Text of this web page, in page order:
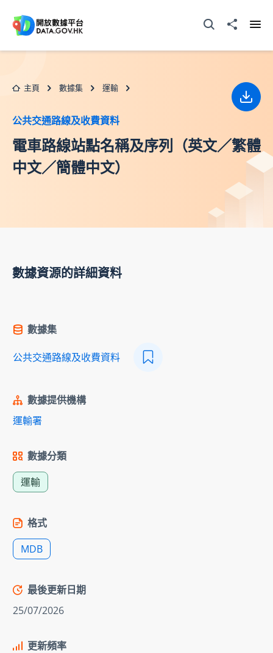
打開搜尋器分享至
主頁 數據集 運輸
公共交通路線及收費資料
電車路線站點名稱及序列（英文／繁體
中文／簡體中文）
下載
數據資源的詳細資料
數據集
公共交通路線及收費資料
數據提供機構
運輸署
數據分類
運輸
格式
MDB
最後更新日期
25/07/2026
更新頻率